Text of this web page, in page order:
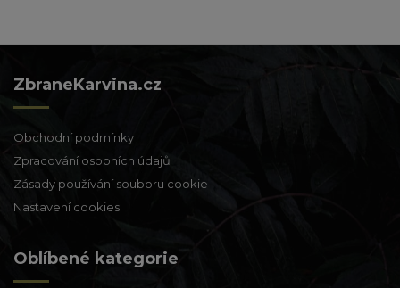
ZbraneKarvina.cz
Obchodní podmínky
Zpracování osobních údajů
Zásady používání souboru cookie
Nastavení cookies
Oblíbené kategorie